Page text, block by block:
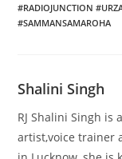
#RADIOJUNCTION
#SAMMANSAMAROHA
Shalini Singh
RJ Shalini Singh is
artist,voice trainer